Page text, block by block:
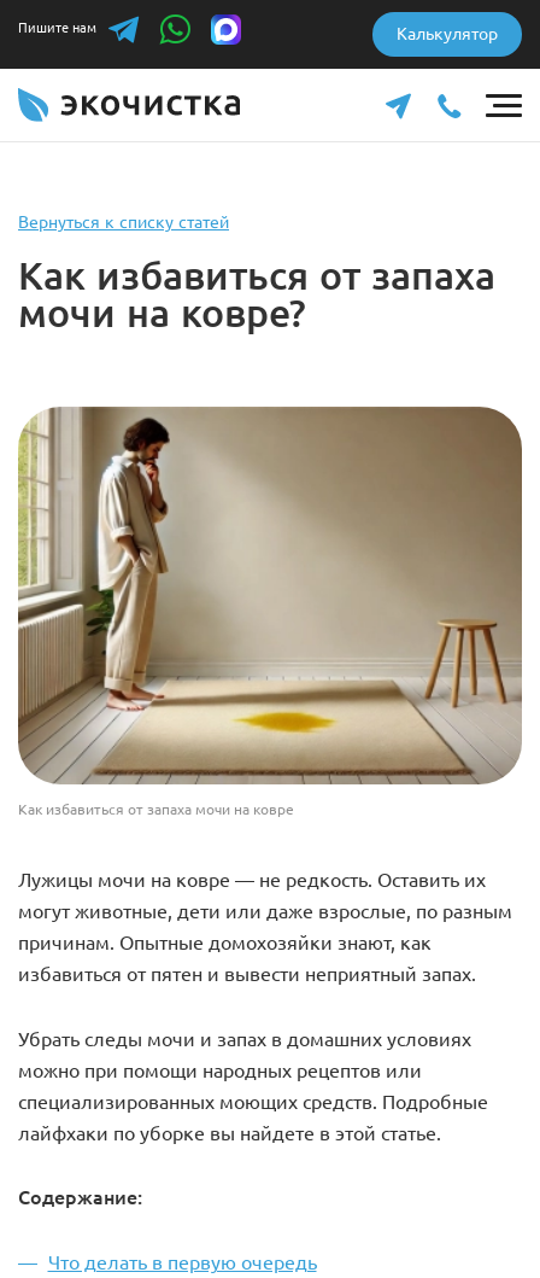
Пишите нам Калькулятор
Вернуться к списку статей
Как избавиться от запаха
мочи на ковре?
Как избавиться от запаха мочи на ковре
Лужицы мочи на ковре — не редкость. Оставить их
могут животные, дети или даже взрослые, по разным
причинам. Опытные домохозяйки знают, как
избавиться от пятен и вывести неприятный запах.
Убрать следы мочи и запах в домашних условиях
можно при помощи народных рецептов или
специализированных моющих средств. Подробные
лайфхаки по уборке вы найдете в этой статье.
Содержание:
Что делать в первую очередь